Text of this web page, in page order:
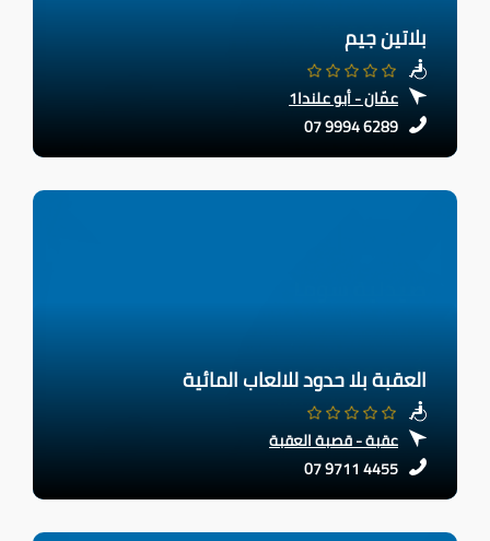
بلاتين جيم
عمّان - أبو علندا1
07 9994 6289
العقبة بلا حدود للالعاب المائية
عقبة - قصبة العقبة
07 9711 4455